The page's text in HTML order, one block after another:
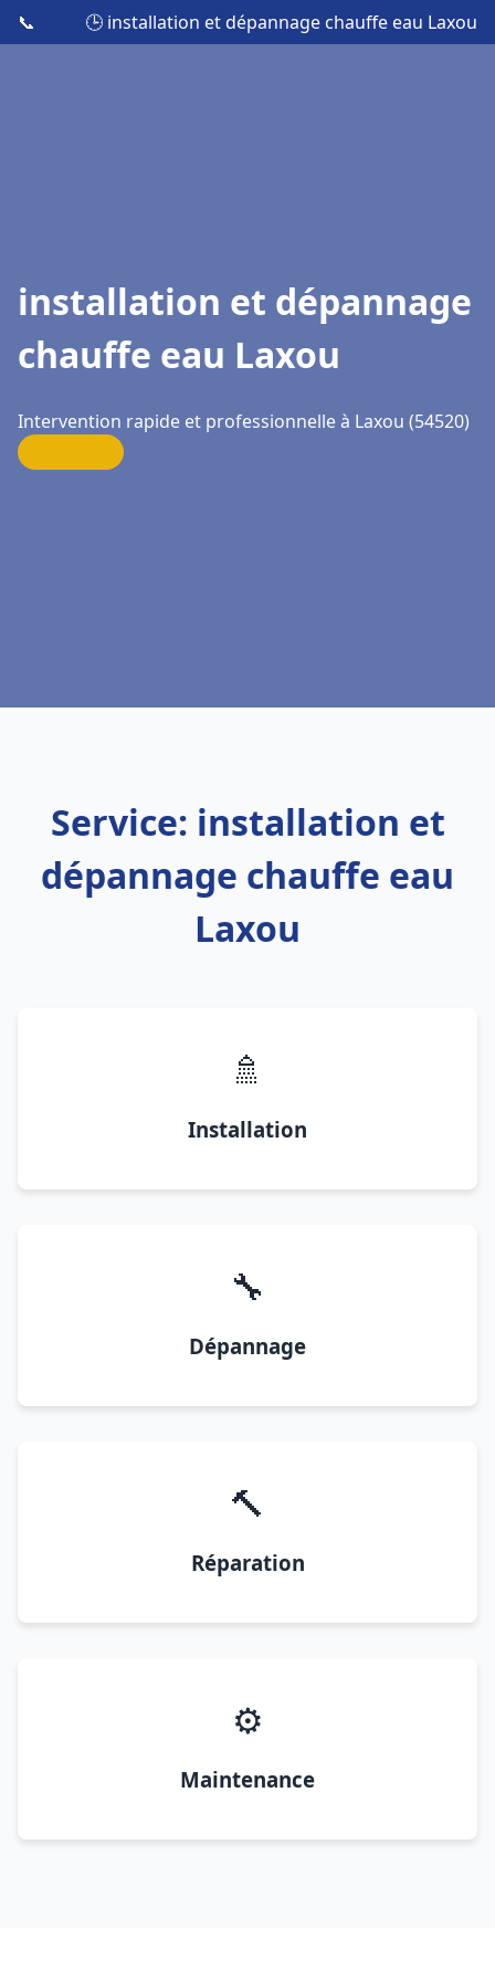
📞 🕒 installation et dépannage chauffe eau Laxou
installation et dépannage
chauffe eau Laxou
Intervention rapide et professionnelle à Laxou (54520)
Service: installation et
dépannage chauffe eau
Laxou
🚿
Installation
🔧
Dépannage
🔨
Réparation
⚙️
Maintenance